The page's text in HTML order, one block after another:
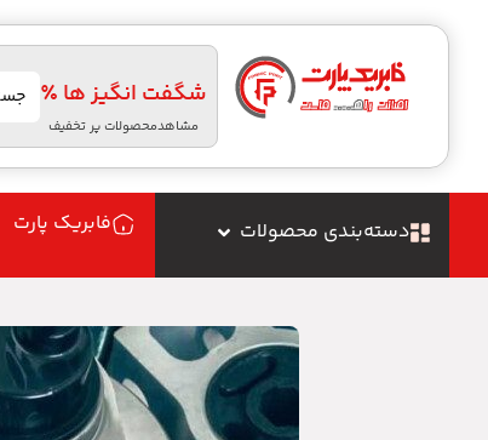
شگفت انگیز ها ٪
مشاهدمحصولات پر تخفیف
دسته‌بندی محصولات فابریک پارت